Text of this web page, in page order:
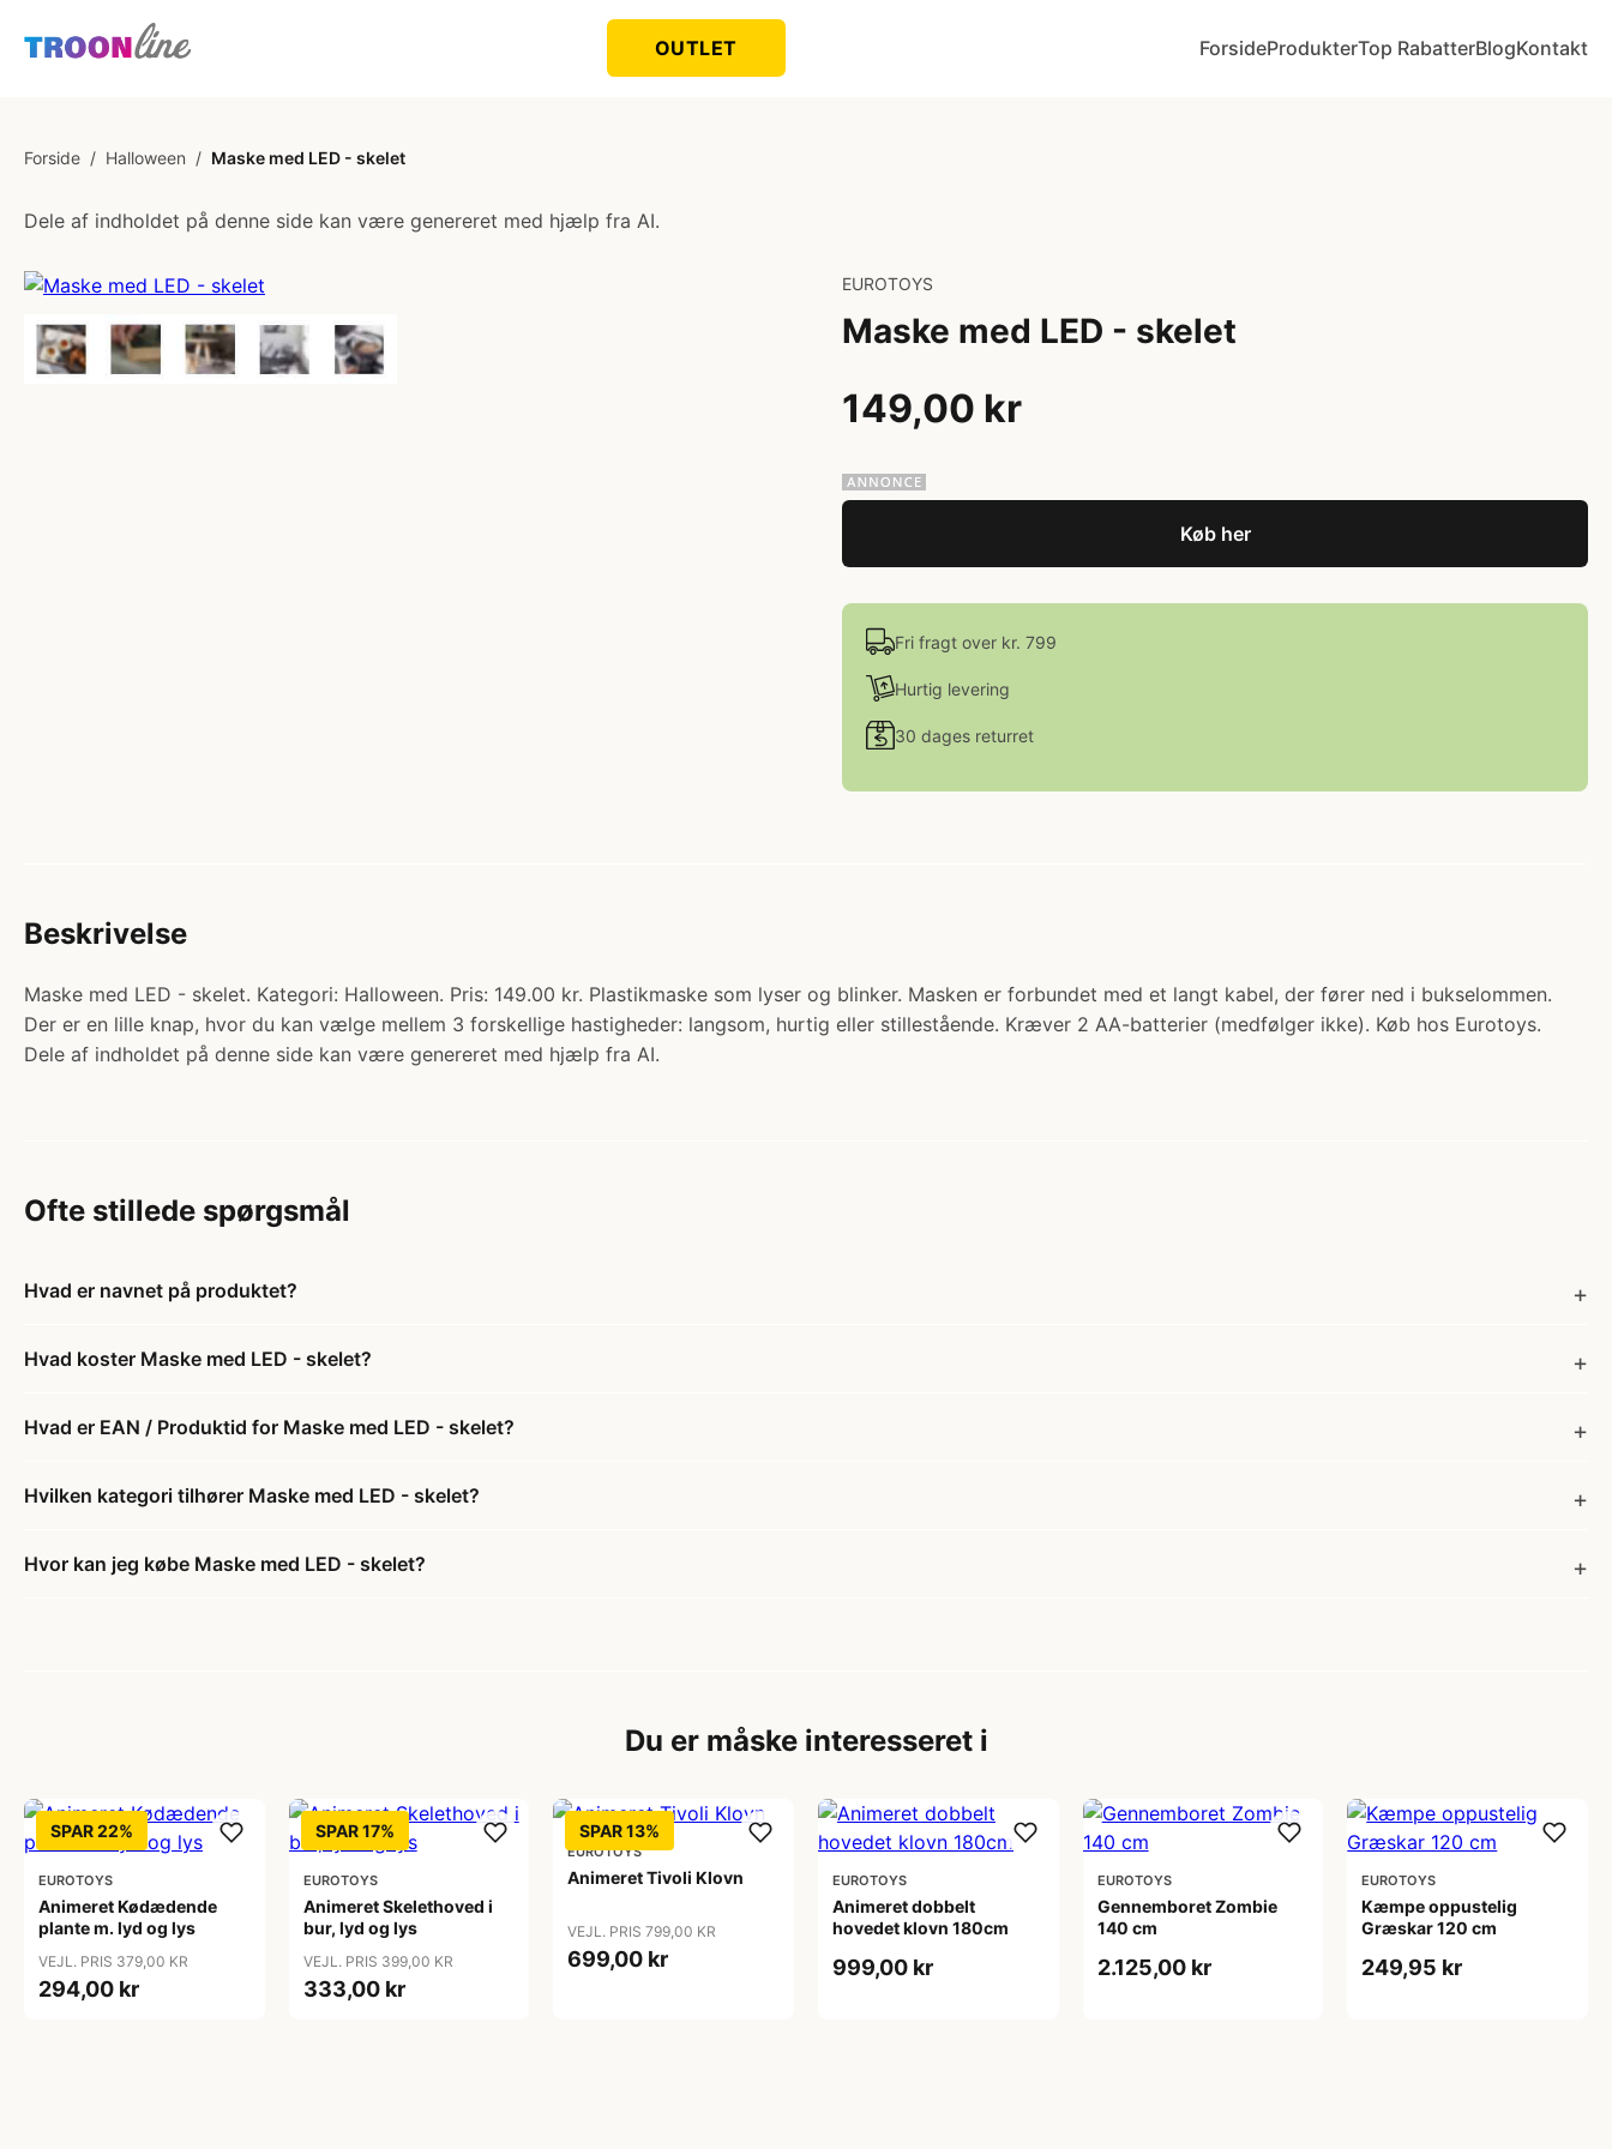
OUTLET ForsideProdukterTop RabatterBlogKontakt
Forside / Halloween / Maske med LED - skelet
Dele af indholdet på denne side kan være genereret med hjælp fra AI.
EUROTOYS
Maske med LED - skelet
149,00 kr
Køb her
Fri fragt over kr. 799
Hurtig levering
30 dages returret
Beskrivelse
Maske med LED - skelet. Kategori: Halloween. Pris: 149.00 kr. Plastikmaske som lyser og blinker. Masken er forbundet med et langt kabel, der fører ned i bukselommen.
Der er en lille knap, hvor du kan vælge mellem 3 forskellige hastigheder: langsom, hurtig eller stillestående. Kræver 2 AA-batterier (medfølger ikke). Køb hos Eurotoys.
Dele af indholdet på denne side kan være genereret med hjælp fra AI.
Ofte stillede spørgsmål
Hvad er navnet på produktet?
Hvad koster Maske med LED - skelet?
Hvad er EAN / Produktid for Maske med LED - skelet?
Hvilken kategori tilhører Maske med LED - skelet?
Hvor kan jeg købe Maske med LED - skelet?
Du er måske interesseret i
SPAR 22%
EUROTOYS
Animeret Kødædende
plante m. lyd og lys
VEJL. PRIS 379,00 KR
294,00 kr
SPAR 17%
EUROTOYS
Animeret Skelethoved i
bur, lyd og lys
VEJL. PRIS 399,00 KR
333,00 kr
SPAR 13%
EUROTOYS
Animeret Tivoli Klovn
VEJL. PRIS 799,00 KR
699,00 kr
EUROTOYS
Animeret dobbelt
hovedet klovn 180cm
999,00 kr
EUROTOYS
Gennemboret Zombie
140 cm
2.125,00 kr
EUROTOYS
Kæmpe oppustelig
Græskar 120 cm
249,95 kr